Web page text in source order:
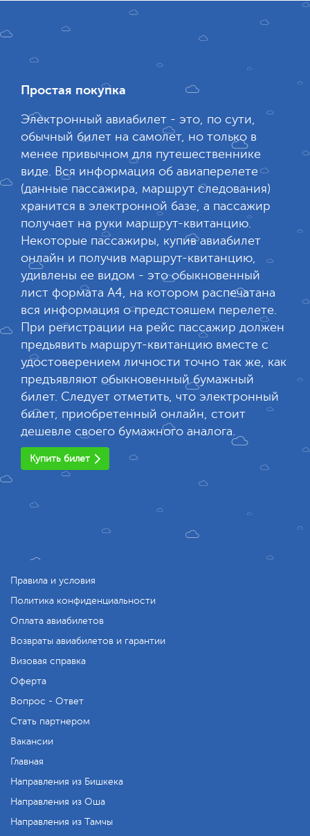
Простая покупка
Электронный авиабилет - это, по сути,
обычный билет на самолет, но только в
менее привычном для путешественнике
виде. Вся информация об авиаперелете
(данные пассажира, маршрут следования)
хранится в электронной базе, а пассажир
получает на руки маршрут-квитанцию.
Некоторые пассажиры, купив авиабилет
онлайн и получив маршрут-квитанцию,
удивлены ее видом - это обыкновенный
лист формата А4, на котором распечатана
вся информация о предстояшем перелете.
При регистрации на рейс пассажир должен
предьявить маршрут-квитанцию вместе с
удостоверением личности точно так же, как
предъявляют обыкновенный бумажный
билет. Следует отметить, что электронный
билет, приобретенный онлайн, стоит
дешевле своего бумажного аналога.
Купить билет
Правила и условия
Политика конфиденциальности
Оплата авиабилетов
Возвраты авиабилетов и гарантии
Визовая справка
Оферта
Вопрос - Ответ
Стать партнером
Вакансии
Главная
Направления из Бишкека
Направления из Оша
Направления из Тамчы